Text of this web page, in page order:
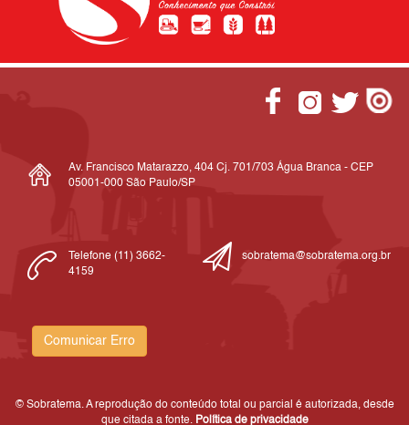
Av. Francisco Matarazzo, 404 Cj. 701/703 Água Branca - CEP
05001-000 São Paulo/SP
Telefone (11) 3662-
4159
sobratema@sobratema.org.br
Comunicar Erro
© Sobratema. A reprodução do conteúdo total ou parcial é autorizada, desde
que citada a fonte. Política de privacidade